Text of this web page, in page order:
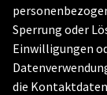
Sperrung oder
Einwilligungen
die